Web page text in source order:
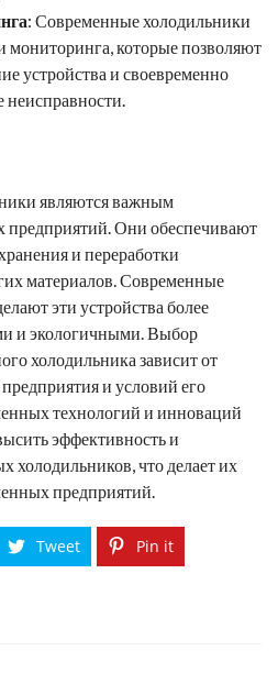
: Современные холодильники
которые позволяют
устройства и своевременно
являются важным
предприятий. Они обеспечивают
и переработки
материалов. Современные
эти устройства более
и экологичными. Выбор
холодильника зависит от
и условий его
технологий и инноваций
эффективность и
что делает их
предприятий.
Tweet Pin it